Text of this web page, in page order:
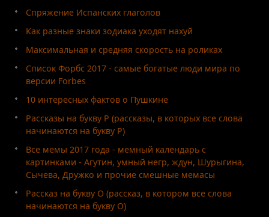
Спряжение Испанских глаголов
Как разные знаки зодиака уходят нахуй
Максимальная и средняя скорость на роликах
Список Форбс 2017 - самые богатые люди мира по
версии Forbes
10 интересных фактов о Пушкине
Рассказы на букву Р (рассказы, в которых все слова
начинаются на букву Р)
Все мемы 2017 года - мемный календарь с
картинками - Агутин, умный негр, ждун, Шурыгина,
Сычева, Дружко и прочие смешные мемасы
Рассказ на букву О (рассказ, в котором все слова
начинаются на букву О)